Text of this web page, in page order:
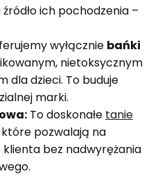
ich pochodzenia –
wyłącznie bańki
nietoksycznym
dla dzieci. To buduje
marki.
To doskonałe tanie
które pozwalają na
bez nadwyrężania